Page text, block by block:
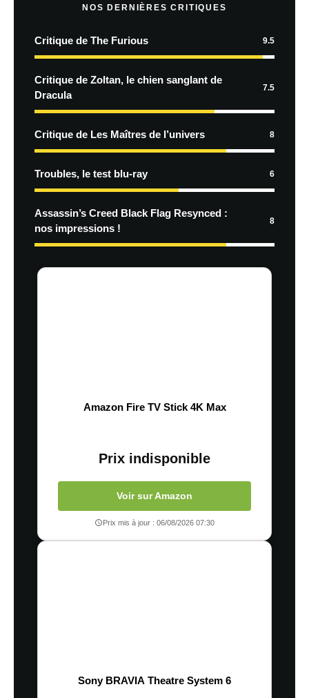
NOS DERNIÈRES CRITIQUES
Critique de The Furious 9.5
Critique de Zoltan, le chien sanglant de
Dracula
7.5
Critique de Les Maîtres de l’univers 8
Troubles, le test blu-ray 6
Assassin’s Creed Black Flag Resynced :
nos impressions !
8
Amazon Fire TV Stick 4K Max
Prix indisponible
Voir sur Amazon
Prix mis à jour : 06/08/2026 07:30
Sony BRAVIA Theatre System 6